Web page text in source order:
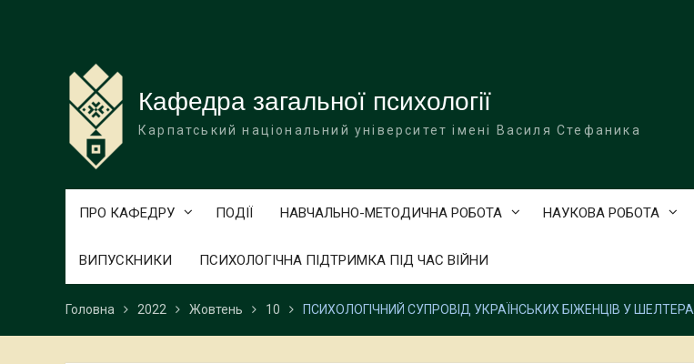
Кафедра загальної психології
Карпатський національний університет імені Василя Стефаника
ПРО КАФЕДРУ ПОДІЇ НАВЧАЛЬНО-МЕТОДИЧНА РОБОТА НАУКОВА РОБОТА
ВИПУСКНИКИ ПСИХОЛОГІЧНА ПІДТРИМКА ПІД ЧАС ВІЙНИ
Головна 2022 Жовтень 10 ПСИХОЛОГІЧНИЙ СУПРОВІД УКРАЇНСЬКИХ БІЖЕНЦІВ У